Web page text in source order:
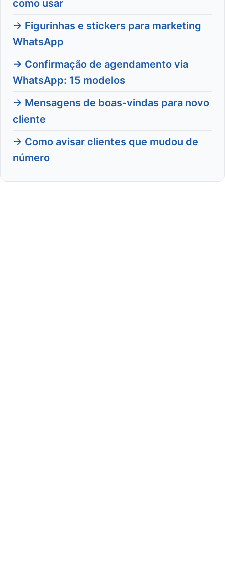
como usar
→ Figurinhas e stickers para marketing
WhatsApp
→ Confirmação de agendamento via
WhatsApp: 15 modelos
→ Mensagens de boas-vindas para novo
cliente
→ Como avisar clientes que mudou de
número